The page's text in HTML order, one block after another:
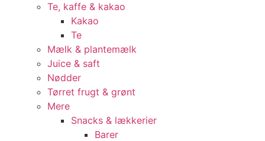
Te, kaffe & kakao
Kakao
Te
Mælk & plantemælk
Juice & saft
Nødder
Tørret frugt & grønt
Mere
Snacks & lækkerier
Barer